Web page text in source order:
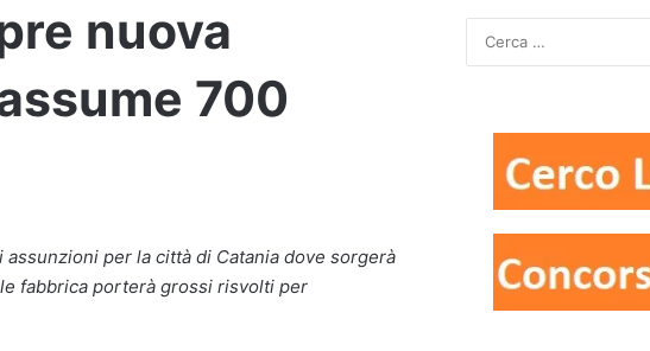
nuova
700
per la città di Catania dove sorgerà
fabbrica porterà grossi risvolti per